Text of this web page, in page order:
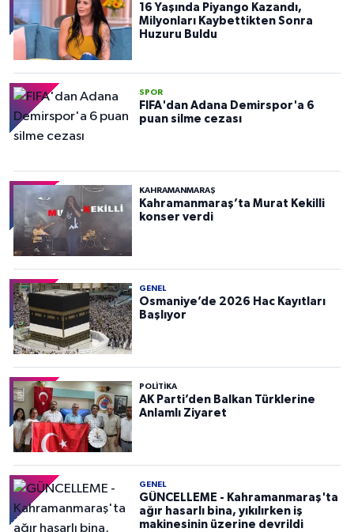
16 Yaşında Piyango Kazandı,
Milyonları Kaybettikten Sonra
Huzuru Buldu
SPOR
FIFA'dan Adana Demirspor'a 6
puan silme cezası
KAHRAMANMARAŞ
Kahramanmaraş’ta Murat Kekilli
konser verdi
GENEL
Osmaniye’de 2026 Hac Kayıtları
Başlıyor
POLITIKA
AK Parti’den Balkan Türklerine
Anlamlı Ziyaret
GENEL
GÜNCELLEME - Kahramanmaraş'ta
ağır hasarlı bina, yıkılırken iş
makinesinin üzerine devrildi